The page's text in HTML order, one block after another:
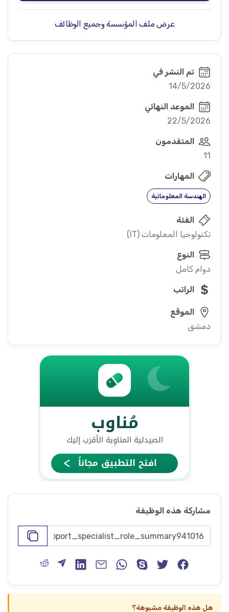
عرض ملف المؤسسة وجميع الوظائف
تم النشر في
14/5/2026
الموعد النهائي
22/5/2026
المتقدمون
11
المهارات
الهندسة المعلوماتية
الفئة
تكنولوجيا المعلومات (IT)
النوع
دوام كامل
الراتب
الموقع
دمشق
مشاركة هذه الوظيفة
هل هذه الوظيفة مشبوهة؟